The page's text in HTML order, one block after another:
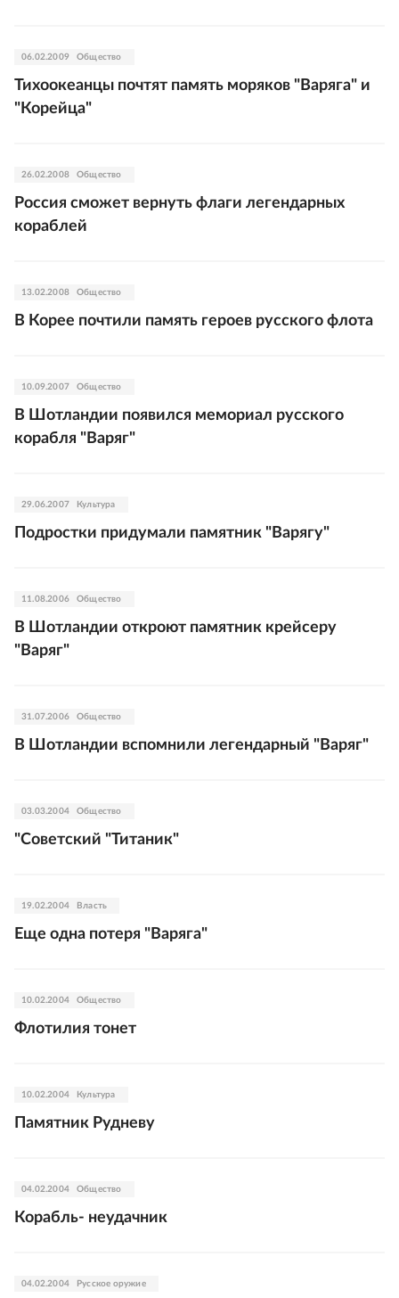
06.02.2009 Общество
Тихоокеанцы почтят память моряков "Варяга" и
"Корейца"
26.02.2008 Общество
Россия сможет вернуть флаги легендарных
кораблей
13.02.2008 Общество
В Корее почтили память героев русского флота
10.09.2007 Общество
В Шотландии появился мемориал русского
корабля "Варяг"
29.06.2007 Культура
Подростки придумали памятник "Варягу"
11.08.2006 Общество
В Шотландии откроют памятник крейсеру
"Варяг"
31.07.2006 Общество
В Шотландии вспомнили легендарный "Варяг"
03.03.2004 Общество
"Советский "Титаник"
19.02.2004 Власть
Еще одна потеря "Варяга"
10.02.2004 Общество
Флотилия тонет
10.02.2004 Культура
Памятник Рудневу
04.02.2004 Общество
Корабль- неудачник
04.02.2004 Русское оружие